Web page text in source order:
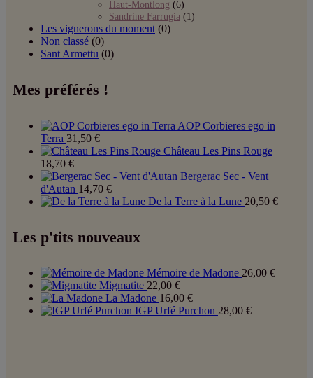
Haut-Montlong (6)
Sandrine Farrugia (1)
Les vignerons du moment (0)
Non classé (0)
Sant Armettu (0)
Mes préférés !
AOP Corbieres ego in
Terra 31,50 €
Château Les Pins Rouge
18,70 €
Bergerac Sec - Vent
d'Autan 14,70 €
De la Terre à la Lune 20,50 €
Les p'tits nouveaux
Mémoire de Madone 26,00 €
Migmatite 22,00 €
La Madone 16,00 €
IGP Urfé Purchon 28,00 €